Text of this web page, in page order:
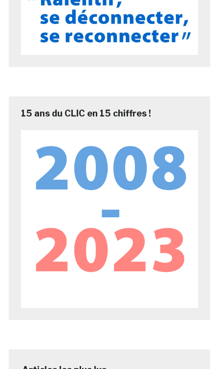
15 ans du CLIC en 15 chiffres !